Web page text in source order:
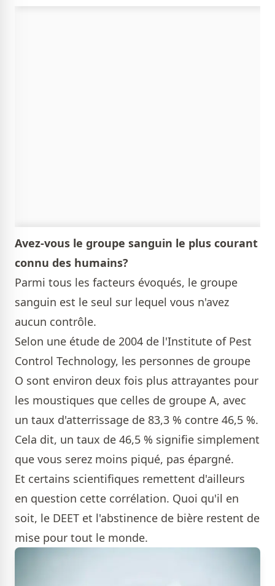
Avez-vous le groupe sanguin le plus courant
connu des humains?
Parmi tous les facteurs évoqués, le groupe
sanguin est le seul sur lequel vous n'avez
aucun contrôle.
Selon une étude de 2004 de l'Institute of Pest
Control Technology, les personnes de groupe
O sont environ deux fois plus attrayantes pour
les moustiques que celles de groupe A, avec
un taux d'atterrissage de 83,3 % contre 46,5 %.
Cela dit, un taux de 46,5 % signifie simplement
que vous serez moins piqué, pas épargné.
Et certains scientifiques remettent d'ailleurs
en question cette corrélation. Quoi qu'il en
soit, le DEET et l'abstinence de bière restent de
mise pour tout le monde.